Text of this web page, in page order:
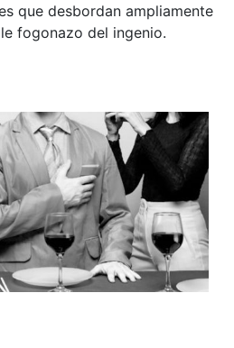
que desbordan ampliamente
fogonazo del ingenio.